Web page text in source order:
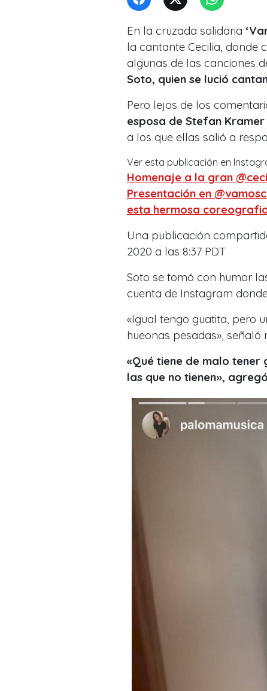
En la cruzada solidaria
la cantante Cecilia, donde
algunas de las canciones
Soto, quien se lució
Pero lejos de los
esposa de Stefan
a los que ellas salió a
Ver esta publicación en
Homenaje a la gran
Presentación en
esta hermosa
Una publicación
2020 a las 8:37 PDT
Soto se tomó con humor
cuenta de Instagram
«Igual tengo guatita, pero
hueonas pesadas»,
«Qué tiene de malo tener
las que no tienen»,